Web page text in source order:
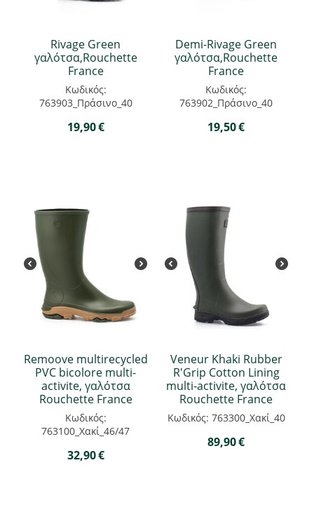
Rivage Green
γαλότσα,Rouchette
France
Κωδικός:
763903_Πράσινο_40
19,90€
Demi-Rivage Green
γαλότσα,Rouchette
France
Κωδικός:
763902_Πράσινο_40
19,50€
Remoove multirecycled
PVC bicolore multi-
activite, γαλότσα
Rouchette France
Κωδικός:
763100_Χακί_46/47
32,90€
Veneur Khaki Rubber
R'Grip Cotton Lining
multi-activite, γαλότσα
Rouchette France
Κωδικός: 763300_Χακί_40
89,90€